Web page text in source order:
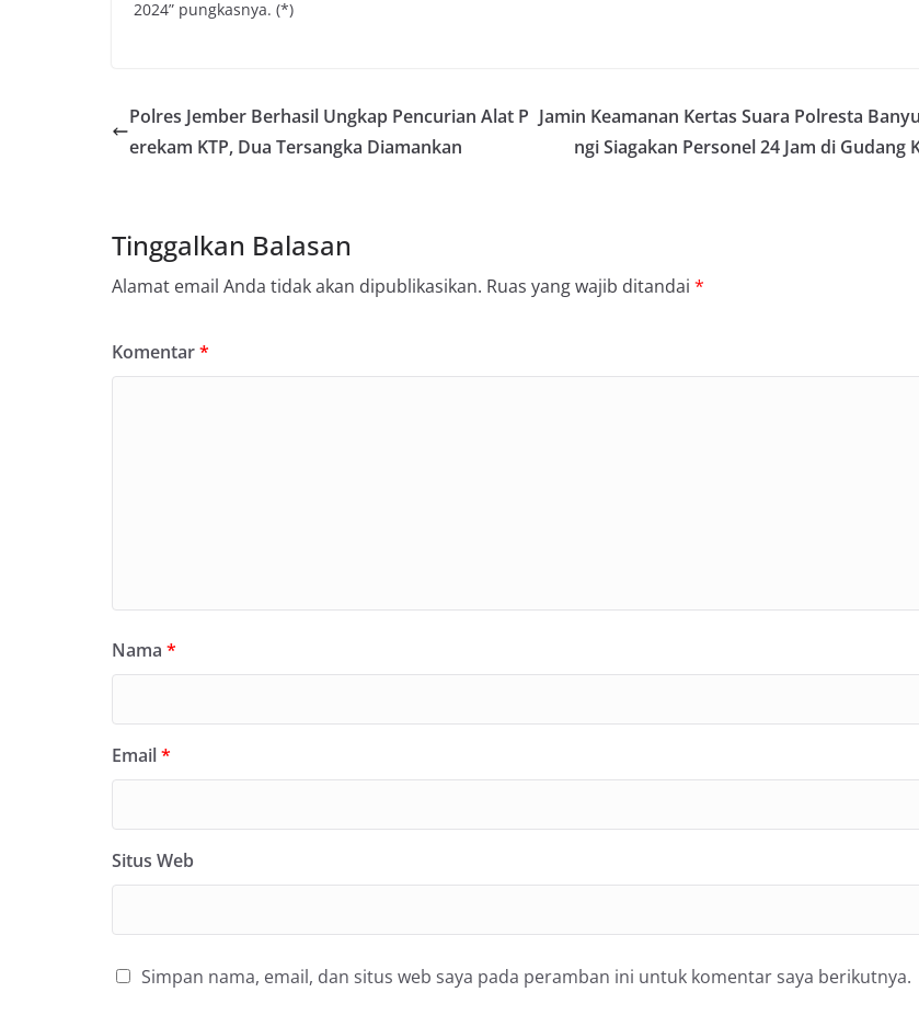
2024” pungkasnya. (*)
Polres Jember Berhasil Ungkap Pencurian Alat P
erekam KTP, Dua Tersangka Diamankan
Jamin Keamanan Kertas Suara Polresta
ngi Siagakan Personel 24 Jam di Gudang
Tinggalkan Balasan
Alamat email Anda tidak akan dipublikasikan. Ruas yang wajib ditandai *
Komentar*
Nama *
Email*
Situs Web
Simpan nama, email, dan situs web saya pada peramban ini untuk komentar saya berikutnya.